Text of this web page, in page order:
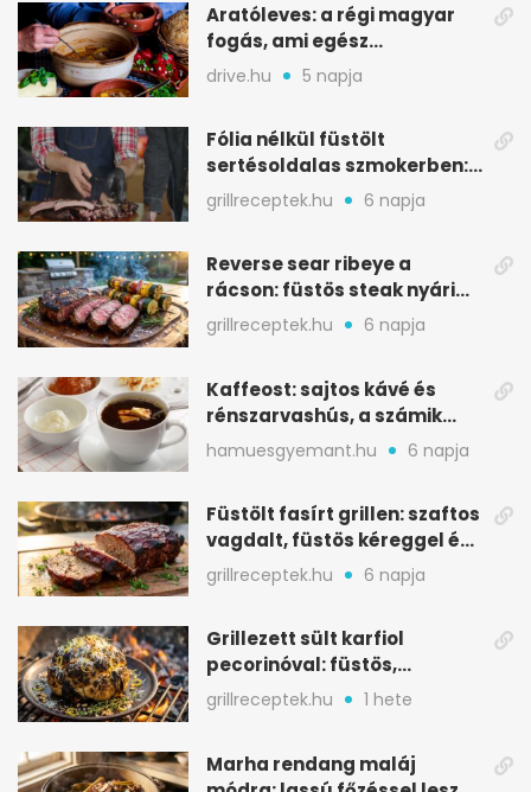
Aratóleves: a régi magyar
fogás, ami egész
csapatokat jóllakatott
drive.hu 5 napja
Fólia nélkül füstölt
sertésoldalas szmokerben:
ropogós bark, 6 óra
grillreceptek.hu 6 napja
Reverse sear ribeye a
rácson: füstös steak nyári
tökkebabbal
grillreceptek.hu 6 napja
Kaffeost: sajtos kávé és
rénszarvashús, a számik
melegítő itala
hamuesgyemant.hu 6 napja
Füstölt fasírt grillen: szaftos
vagdalt, füstös kéreggel és
BBQ mázzal
grillreceptek.hu 6 napja
Grillezett sült karfiol
pecorinóval: füstös,
karamellizált nyári kedvenc
grillreceptek.hu 1 hete
Marha rendang maláj